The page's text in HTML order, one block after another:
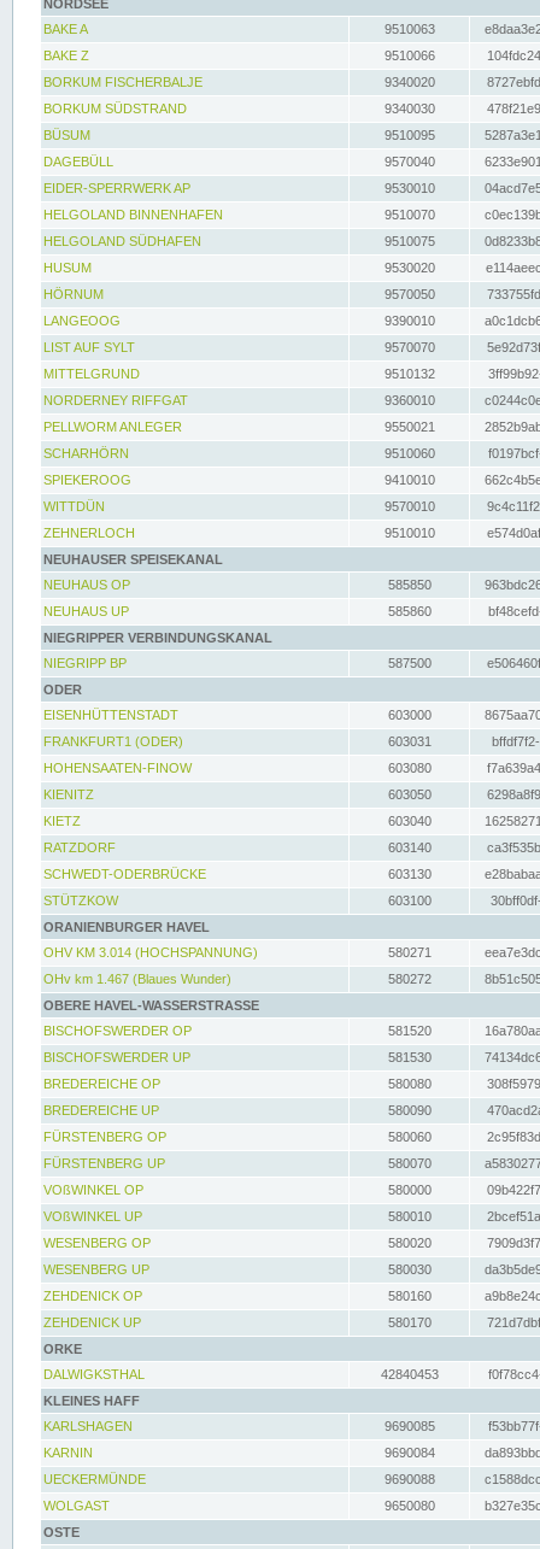
NORDSEE
BAKE A
9510063
BAKE Z
9510066
BORKUM FISCHERBALJE
9340020
BORKUM SÜDSTRAND
9340030
BÜSUM
9510095
DAGEBÜLL
9570040
EIDER-SPERRWERK AP
9530010
HELGOLAND BINNENHAFEN
9510070
HELGOLAND SÜDHAFEN
9510075
HUSUM
9530020
HÖRNUM
9570050
LANGEOOG
9390010
LIST AUF SYLT
9570070
MITTELGRUND
9510132
NORDERNEY RIFFGAT
9360010
PELLWORM ANLEGER
9550021
SCHARHÖRN
9510060
SPIEKEROOG
9410010
WITTDÜN
9570010
ZEHNERLOCH
9510010
NEUHAUSER SPEISEKANAL
NEUHAUS OP
585850
NEUHAUS UP
585860
NIEGRIPPER VERBINDUNGSKANAL
NIEGRIPP BP
587500
ODER
EISENHÜTTENSTADT
603000
FRANKFURT1 (ODER)
603031
HOHENSAATEN-FINOW
603080
KIENITZ
603050
KIETZ
603040
RATZDORF
603140
SCHWEDT-ODERBRÜCKE
603130
STÜTZKOW
603100
ORANIENBURGER HAVEL
OHV KM 3.014 (HOCHSPANNUNG)
580271
OHv km 1.467 (Blaues Wunder)
580272
OBERE HAVEL-WASSERSTRASSE
BISCHOFSWERDER OP
581520
BISCHOFSWERDER UP
581530
BREDEREICHE OP
580080
BREDEREICHE UP
580090
FÜRSTENBERG OP
580060
FÜRSTENBERG UP
580070
VOßWINKEL OP
580000
VOßWINKEL UP
580010
WESENBERG OP
580020
WESENBERG UP
580030
ZEHDENICK OP
580160
ZEHDENICK UP
580170
ORKE
DALWIGKSTHAL
42840453
KLEINES HAFF
KARLSHAGEN
9690085
KARNIN
9690084
UECKERMÜNDE
9690088
WOLGAST
9650080
OSTE